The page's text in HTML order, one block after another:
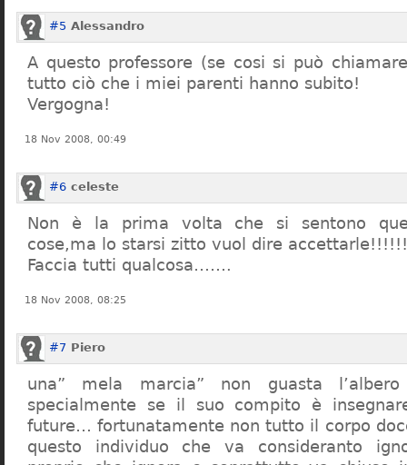
#5 Alessandro
A questo professore (se cosi si può
tutto ciò che i miei parenti hanno subito!
Vergogna!
18 Nov 2008, 00:49
#6 celeste
Non è la prima volta che si sentono
cose,ma lo starsi zitto vuol dire accettarle!!!!!!
Faccia tutti qualcosa…….
18 Nov 2008, 08:25
#7 Piero
una” mela marcia” non guasta
specialmente se il suo compito è
future… fortunatamente non tutto il corpo
questo individuo che va consideranto